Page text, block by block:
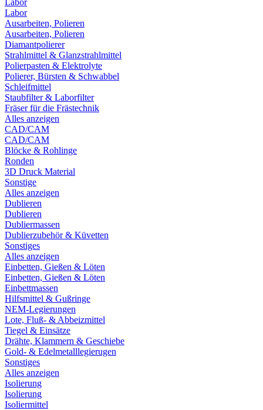
Labor
Labor
Ausarbeiten, Polieren
Ausarbeiten, Polieren
Diamantpolierer
Strahlmittel & Glanzstrahlmittel
Polierpasten & Elektrolyte
Polierer, Bürsten & Schwabbel
Schleifmittel
Staubfilter & Laborfilter
Fräser für die Frästechnik
Alles anzeigen
CAD/CAM
CAD/CAM
Blöcke & Rohlinge
Ronden
3D Druck Material
Sonstige
Alles anzeigen
Dublieren
Dublieren
Dubliermassen
Dublierzubehör & Küvetten
Sonstiges
Alles anzeigen
Einbetten, Gießen & Löten
Einbetten, Gießen & Löten
Einbettmassen
Hilfsmittel & Gußringe
NEM-Legierungen
Lote, Fluß- & Abbeizmittel
Tiegel & Einsätze
Drähte, Klammern & Geschiebe
Gold- & Edelmetalllegierugen
Sonstiges
Alles anzeigen
Isolierung
Isolierung
Isoliermittel